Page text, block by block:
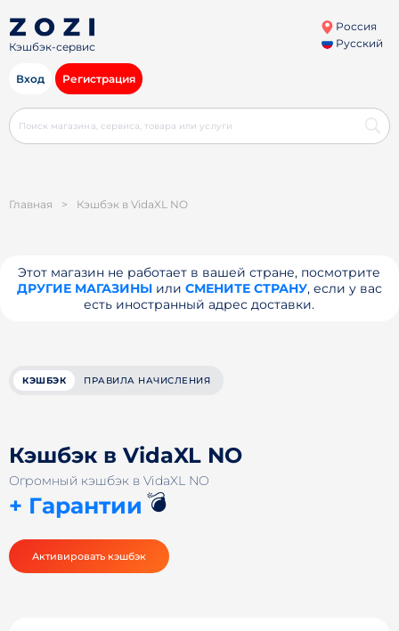
Кэшбэк-сервис
Россия
Русский
Вход Регистрация
Главная > Кэшбэк в VidaXL NO
Этот магазин не работает в вашей стране, посмотрите
ДРУГИЕ МАГАЗИНЫили СМЕНИТЕ СТРАНУ, если у вас
есть иностранный адрес доставки.
КЭШБЭК ПРАВИЛА НАЧИСЛЕНИЯ
Кэшбэк в VidaXL NO
Огромный кэшбэк в VidaXL NO
+ Гарантии 💣
Активировать кэшбэк